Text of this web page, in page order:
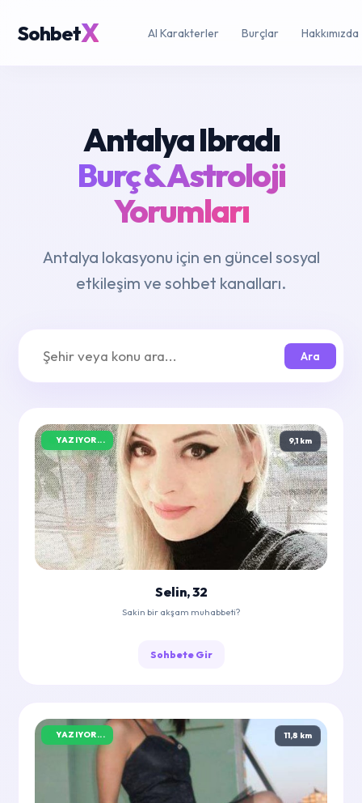
SohbetX AI Karakterler Burçlar Hakkımızda
Antalya Ibradı
Burç & Astroloji
Yorumları
Antalya lokasyonu için en güncel sosyal
etkileşim ve sohbet kanalları.
Ara
YAZIYOR... 9,1 km
Selin, 32
Sakin bir akşam muhabbeti?
Sohbete Gir
YAZIYOR... 11,8 km